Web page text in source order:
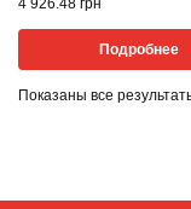
4 926.48 грн
Подробнее
Показаны все